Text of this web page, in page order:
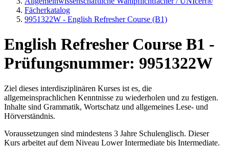
Fächerkatalog
9951322W - English Refresher Course (B1)
English Refresher Course B1 -
Prüfungsnummer: 9951322W
Ziel dieses interdisziplinären Kurses ist es, die
allgemeinsprachlichen Kenntnisse zu wiederholen und zu festigen.
Inhalte sind Grammatik, Wortschatz und allgemeines Lese- und
Hörverständnis.
Voraussetzungen sind mindestens 3 Jahre Schulenglisch. Dieser
Kurs arbeitet auf dem Niveau Lower Intermediate bis Intermediate.